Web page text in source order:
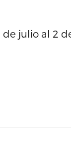
de julio al 2